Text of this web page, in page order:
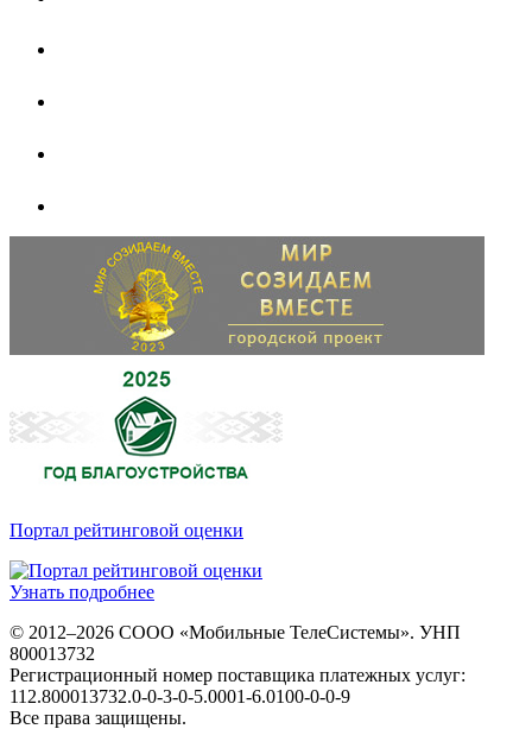
Портал рейтинговой оценки
Узнать подробнее
© 2012–2026 СООО «Мобильные ТелеСистемы». УНП
800013732
Регистрационный номер поставщика платежных услуг:
112.800013732.0-0-3-0-5.0001-6.0100-0-0-9
Все права защищены.